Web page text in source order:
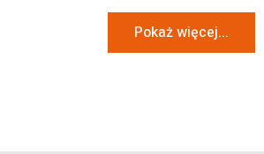
Pokaż więcej...